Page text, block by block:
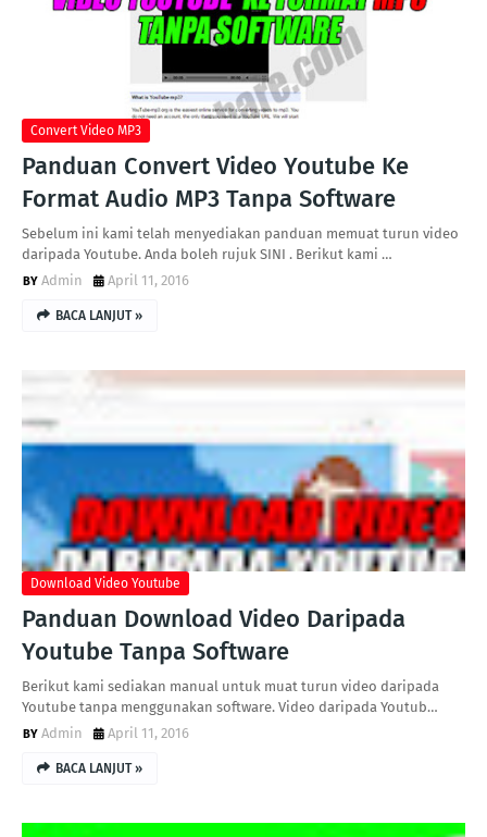
Convert Video MP3
Panduan Convert Video Youtube Ke
Format Audio MP3 Tanpa Software
Sebelum ini kami telah menyediakan panduan memuat turun video
daripada Youtube. Anda boleh rujuk SINI . Berikut kami …
Admin
April 11, 2016
BACA LANJUT »
Download Video Youtube
Panduan Download Video Daripada
Youtube Tanpa Software
Berikut kami sediakan manual untuk muat turun video daripada
Youtube tanpa menggunakan software. Video daripada Youtub…
Admin
April 11, 2016
BACA LANJUT »